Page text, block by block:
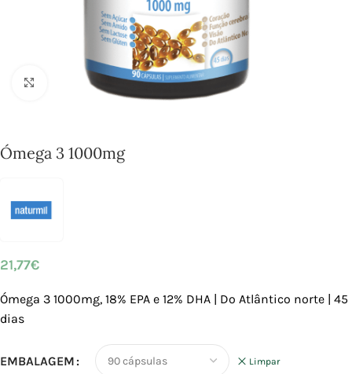
Click to enlarge
Ómega 3 1000mg
21,77€
Ómega 3 1000mg, 18% EPA e 12% DHA | Do Atlântico norte | 45
dias
EMBALAGEM Limpar